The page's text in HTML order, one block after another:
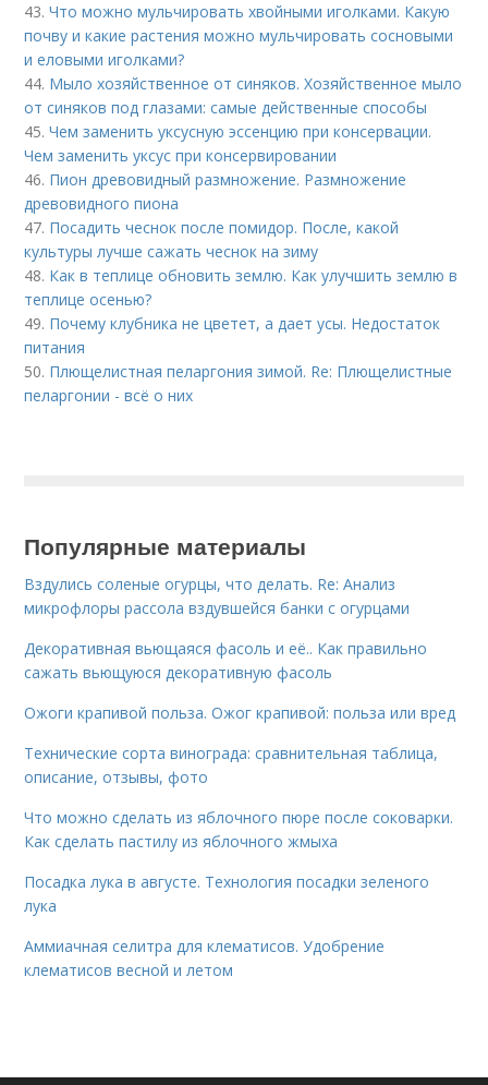
43.Что можно мульчировать хвойными иголками. Какую
почву и какие растения можно мульчировать сосновыми
и еловыми иголками?
44. Мыло хозяйственное от синяков. Хозяйственное мыло
от синяков под глазами: самые действенные способы
45.Чем заменить уксусную эссенцию при консервации.
Чем заменить уксус при консервировании
46. Пион древовидный размножение. Размножение
древовидного пиона
47. Посадить чеснок после помидор. После, какой
культуры лучше сажать чеснок на зиму
48. Как в теплице обновить землю. Как улучшить землю в
теплице осенью?
49. Почему клубника не цветет, а дает усы. Недостаток
питания
50. Плющелистная пеларгония зимой. Re: Плющелистные
пеларгонии - всё о них
Популярные материалы
Вздулись соленые огурцы, что делать. Re: Анализ
микрофлоры рассола вздувшейся банки с огурцами
Декоративная вьющаяся фасоль и её.. Как правильно
сажать вьющуюся декоративную фасоль
Ожоги крапивой польза. Ожог крапивой: польза или вред
Технические сорта винограда: сравнительная таблица,
описание, отзывы, фото
Что можно сделать из яблочного пюре после соковарки.
Как сделать пастилу из яблочного жмыха
Посадка лука в августе. Технология посадки зеленого
лука
Аммиачная селитра для клематисов. Удобрение
клематисов весной и летом